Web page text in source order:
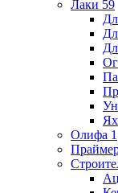
Лаки 59
Олифа 1